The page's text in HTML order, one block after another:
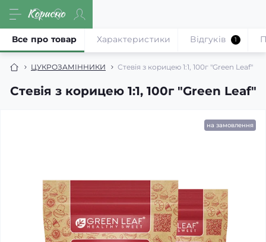
ЦУКРОЗАМІННИКИ Стевія з корицею 1:1, 100г "Green Leaf"
Стевія з корицею 1:1, 100г "Green Leaf"
Все про товар Характеристики Відгуків 1
на замовлення